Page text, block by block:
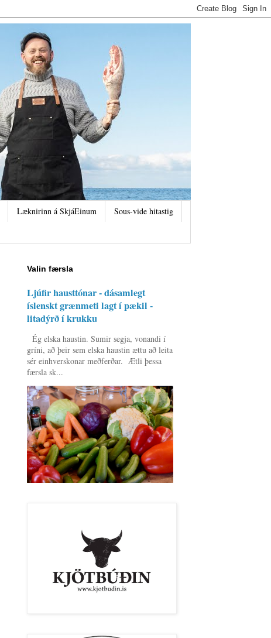
Læknirinn á SkjáEinum
Sous-vide hitastig
Valin færsla
Ljúfir hausttónar - dásamlegt
íslenskt grænmeti lagt í pækil -
litadýrð í krukku
Ég elska haustin. Sumir segja, vonandi í
gríni, að þeir sem elska haustin ættu að leita
sér einhverskonar meðferðar. Ætli þessa
færsla sk...